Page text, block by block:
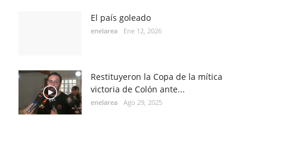
El país goleado
enelarea Ene 12, 2026
Restituyeron la Copa de la mítica
victoria de Colón ante...
enelarea Ago 29, 2025